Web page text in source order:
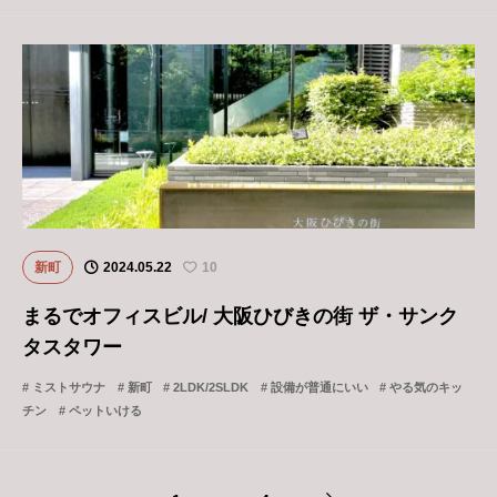
新町 2024.05.22 10
まるでオフィスビル/ 大阪ひびきの街 ザ・サンク
タスタワー
ミストサウナ 新町 2LDK/2SLDK 設備が普通にいい
やる気のキッ
チン
ペットいける